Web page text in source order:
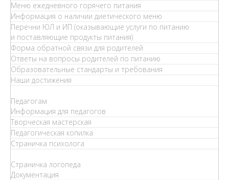
Меню ежедневного горячего питания
Информация о наличии диетического меню
Перечни ЮЛ и ИП (оказывающие услуги по питанию
и поставляющие продукты питания)
Форма обратной связи для родителей
Ответы на вопросы родителей по питанию
Образовательные стандарты и требования
Наши достижения
Педагогам
Информация для педагогов
Творческая мастерская
Педагогическая копилка
Страничка психолога
Страничка логопеда
Документация